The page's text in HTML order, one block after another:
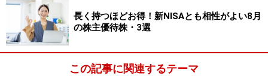
※記事内容は執筆時点のものです。最新の内容をご確認くださ
い。
本記事の内容は一般的な情報提供を目的としており、特定の金融
商品や投資行動を推奨するものではありません。
投資や資産運用に関する最終的なご判断はご自身の責任において
行ってください。
掲載情報の正確性・完全性については十分に配慮しております
長く持つほどお得！新NISAとも相性がよい8月
の株主優待株・3選
この記事に関連するテーマ